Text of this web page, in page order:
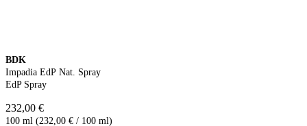
BDK
Impadia EdP Nat. Spray
EdP Spray
232,00 €
100 ml (232,00 € / 100 ml)